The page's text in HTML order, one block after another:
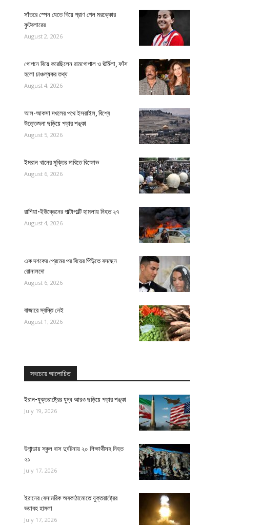
সাঁতরে স্পেন যেতে গিয়ে প্রাণ গেল মরক্কোর
ফুটবলারের
August 2, 2026
গোপনে বিয়ে করেছিলেন রামগোপাল ও ঊর্মিলা, ফাঁস
হলো চাঞ্চল্যকর তথ্য
August 4, 2026
আল-আকসা দখলের পথে ইসরাইল, বিশ্বে
উত্তেজনা ছড়িয়ে পড়ার শঙ্কা
August 5, 2026
ইমরান খানের মুক্তির দাবিতে বিক্ষোভ
August 6, 2026
রাশিয়া-ইউক্রেনের পাল্টাপাল্টি হামলায় নিহত ২৭
August 4, 2026
এক দশকের প্রেমের পর বিয়ের পিঁড়িতে বসছেন
রোনালদো
August 6, 2026
বাজারে স্বস্তি নেই
August 1, 2026
সবচেয়ে আলোচিত
ইরান-যুক্তরাষ্ট্রের যুদ্ধ আরও ছড়িয়ে পড়ার শঙ্কা
July 19, 2026
উগান্ডায় স্কুল বাস দুর্ঘটনায় ২০ শিক্ষার্থীসহ নিহত
২১
July 17, 2026
ইরানের বেসামরিক অবকাঠামোতে যুক্তরাষ্ট্রের
ভয়াবহ হামলা
July 17, 2026